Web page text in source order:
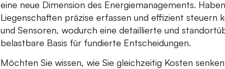
eine neue Dimension des Energiemanagements.
Liegenschaften präzise erfassen und effizient
und Sensoren, wodurch eine detaillierte und
belastbare Basis für fundierte Entscheidungen.
Möchten Sie wissen, wie Sie gleichzeitig Kosten